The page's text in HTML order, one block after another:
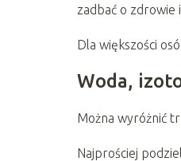
zadbać o zdrowie
Dla większości
Woda,
Można wyróżnić
Najprościej